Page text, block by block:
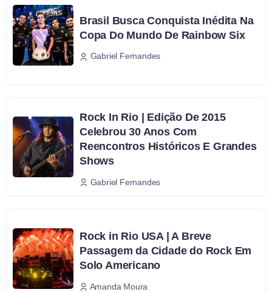
Brasil Busca Conquista Inédita Na
Copa Do Mundo De Rainbow Six
Gabriel Fernandes
Rock In Rio | Edição De 2015
Celebrou 30 Anos Com
Reencontros Históricos E Grandes
Shows
Gabriel Fernandes
Rock in Rio USA | A Breve
Passagem da Cidade do Rock Em
Solo Americano
Amanda Moura